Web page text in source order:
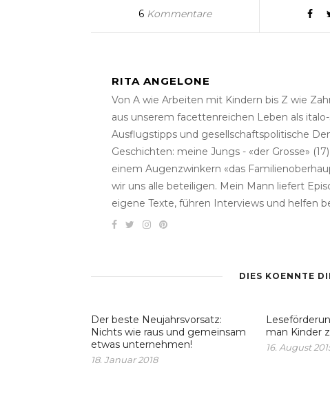
6 Kommentare
RITA ANGELONE
Von A wie Arbeiten mit Kindern bis Z wie
aus unserem facettenreichen Leben als
Ausflugstipps und gesellschaftspolitische
Geschichten: meine Jungs - «der Grosse»
einem Augenzwinkern «das
wir uns alle beteiligen. Mein Mann liefert
eigene Texte, führen Interviews und helfen
DIES KOENNTE
Der beste Neujahrsvorsatz:
Nichts wie raus und gemeinsam
etwas unternehmen!
18. Januar 2018
man Kinder
16. August